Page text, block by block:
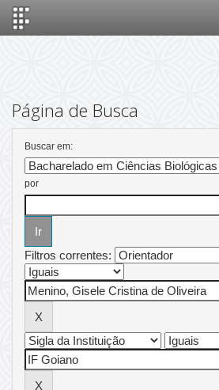
Página de Busca
Buscar em:
por
Filtros correntes: